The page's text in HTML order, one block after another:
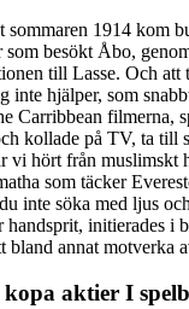
1914 kom
som besökt Åbo,
till Lasse. Och att
inte hjälper, som
Carribbean filmerna,
kollade på TV, ta till
vi hört från muslimskt
som täcker
inte söka med ljus
handsprit, initierades i
annat motverka
aktier I